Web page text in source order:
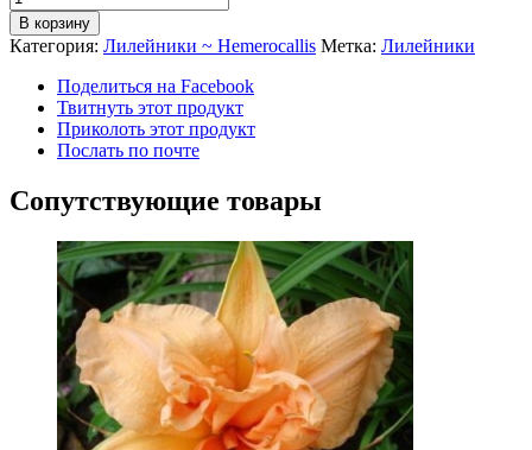
Лилейник
Дейринг
Десепшн
Hemerocallis
Daring
Deception
В корзину
Категория: Лилейники ~ Hemerocallis Метка: Лилейники
Поделиться на Facebook
Твитнуть этот продукт
Приколоть этот продукт
Послать по почте
Сопутствующие товары